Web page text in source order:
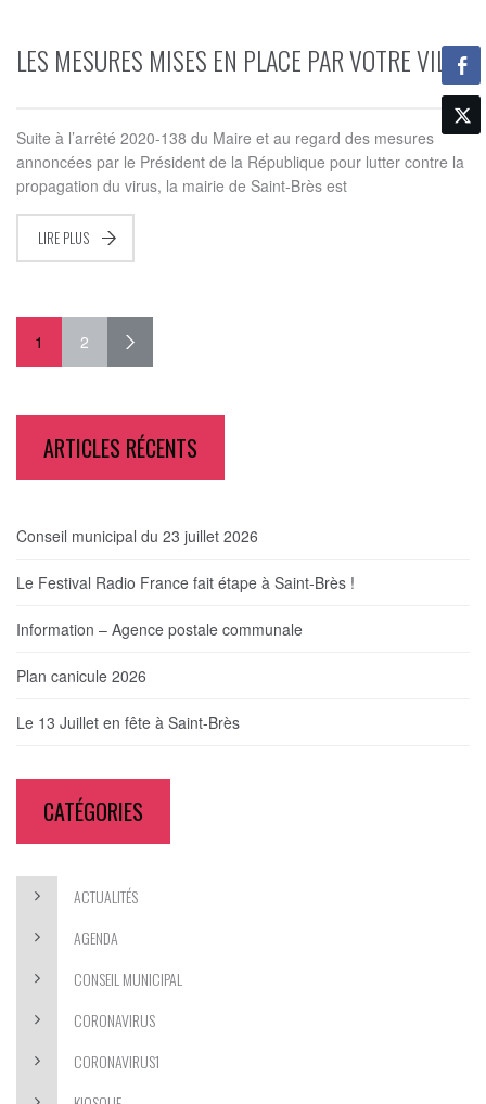
LES MESURES MISES EN PLACE PAR VOTRE VILLE
Suite à l’arrêté 2020-138 du Maire et au regard des mesures
annoncées par le Président de la République pour lutter contre la
propagation du virus, la mairie de Saint-Brès est
LIRE PLUS
1 2
ARTICLES RÉCENTS
Conseil municipal du 23 juillet 2026
Le Festival Radio France fait étape à Saint-Brès !
Information – Agence postale communale
Plan canicule 2026
Le 13 Juillet en fête à Saint-Brès
CATÉGORIES
ACTUALITÉS
AGENDA
CONSEIL MUNICIPAL
CORONAVIRUS
CORONAVIRUS1